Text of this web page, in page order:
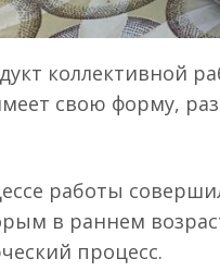
коллективной
свою форму,
работы
в раннем
процесс.